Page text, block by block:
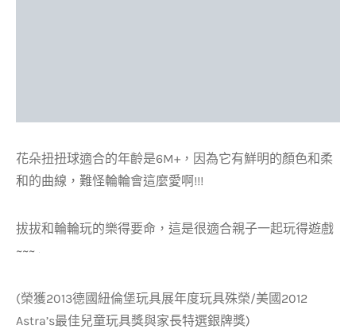
花朵扭扭球適合的年齡是6M+，因為它有鮮明的顏色和柔
和的曲線，難怪輪輪會這麼愛啊!!!
拔拔和輪輪玩的樂得要命，這是很適合親子一起玩得遊戲
~~~
(榮獲2013德國紐倫堡玩具展年度玩具殊榮/美國2012
Astra’s最佳兒童玩具獎與家長特選銀牌獎)